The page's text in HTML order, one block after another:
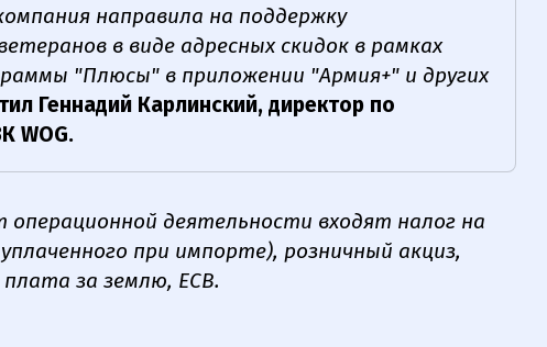
направила на поддержку
в виде адресных скидок в рамках
"Плюсы" в приложении "Армия+" и других
Геннадий Карлинский, директор по
WOG.
операционной деятельности входят налог на
при импорте), розничный акциз,
за землю, ЕСВ.